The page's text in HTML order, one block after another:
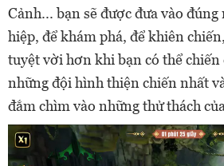
Cảnh... bạn sẽ được đưa vào
hiệp, để khám phá, để khiên
tuyệt vời hơn khi bạn có thể chiến
những đội hình thiện chiến nhất
đắm chìm vào những thử thách